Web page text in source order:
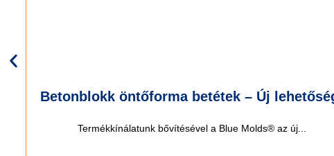
Betonblokk öntőforma betétek – Új
Termékkínálatunk bővítésével a Blue Molds® az új...